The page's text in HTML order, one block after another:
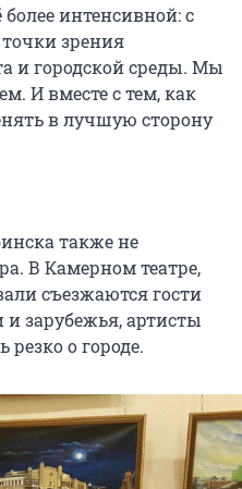
интенсивной: с
зрения
и городской среды. Мы
И вместе с тем, как
в лучшую сторону
также не
В Камерном театре,
съезжаются гости
и зарубежья, артисты
о городе.